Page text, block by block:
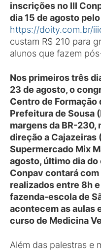
inscrições no III
dia 15 de agosto
https://doity.com.br/
custam R$ 210 para
alunos que fazem
Nos primeiros três
23 de agosto, o
Centro de Formação
Prefeitura de Sousa
margens da BR-230,
direção a Cajazeiras
Supermercado Mix
agosto, último dia do
Conpav contará
realizados entre 8h
fazenda-escola de
acontecem as aulas
curso de Medicina
Além das palestras e